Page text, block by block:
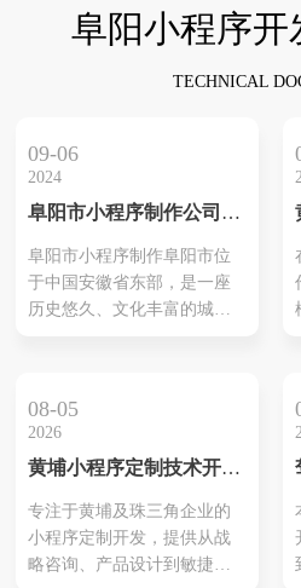
阜阳小程序开
TECHNICAL
09-06
2024
阜阳市小程序制作公司，
构
阜阳市小程序制作阜阳市位
于中国安徽省东部，是一座
历史悠久、文化丰富的城
象、提供服务的重要途
08-05
2026
黄埔小程序定制技术开发
化技术伙伴
专注于黄埔及珠三角企业的
小程序定制开发，提供从战
略咨询、产品设计到敏捷开